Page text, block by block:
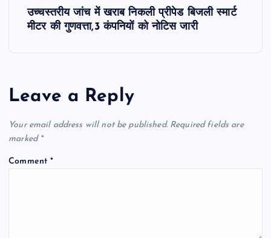
a
v
i
उच्चस्तरीय जांच में खराब निकली प्रीपेड बिजली स्मार्ट
मीटर की गुणवत्ता,3 कंपनियों को नोटिस जारी
Leave a Reply
Your email address will not be published. Required fields are
marked *
Comment*